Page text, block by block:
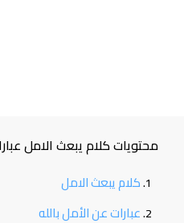
محتويات كلام يبعث الامل
كلام يبعث الامل
عبارات عن الأمل بالله